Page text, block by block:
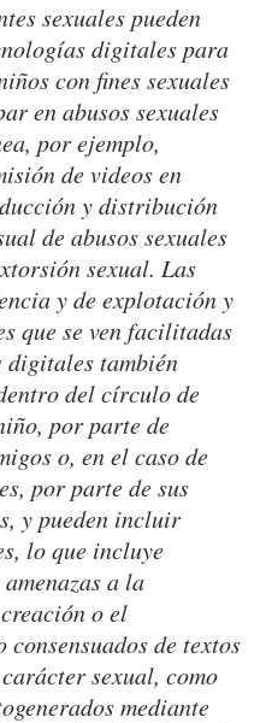
sexuales pueden
digitales para
con fines sexuales
en abusos sexuales
por ejemplo,
de videos en
y distribución
de abusos sexuales
sexual. Las
y de explotación y
que se ven facilitadas
digitales también
del círculo de
por parte de
o, en el caso de
por parte de sus
y pueden incluir
lo que incluye
a la
o el
de textos
sexual, como
mediante